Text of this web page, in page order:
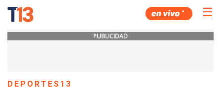
☰
PUBLICIDAD
DEPORTES13